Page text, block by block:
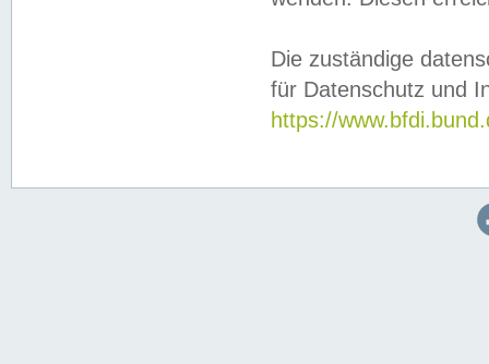
Die zuständige
für Datenschutz und
https://